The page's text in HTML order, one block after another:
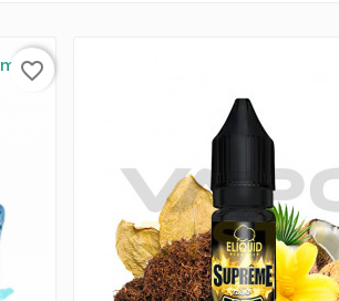
!
favorite_border